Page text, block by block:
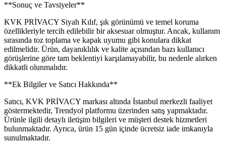
**Sonuç ve Tavsiyeler**
KVK PRİVACY Siyah Kılıf, şık görünümü ve temel koruma
özellikleriyle tercih edilebilir bir aksesuar olmuştur. Ancak, kullanım
sırasında toz toplama ve kapak uyumu gibi konulara dikkat
edilmelidir. Ürün, dayanıklılık ve kalite açısından bazı kullanıcı
görüşlerine göre tam beklentiyi karşılamayabilir, bu nedenle alırken
dikkatli olunmalıdır.
**Ek Bilgiler ve Satıcı Hakkında**
Satıcı, KVK PRİVACY markası altında İstanbul merkezli faaliyet
göstermektedir, Trendyol platformu üzerinden satış yapmaktadır.
Ürünle ilgili detaylı iletişim bilgileri ve müşteri destek hizmetleri
bulunmaktadır. Ayrıca, ürün 15 gün içinde ücretsiz iade imkanıyla
sunulmaktadır.